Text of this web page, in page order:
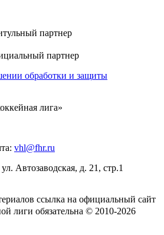
партнер
партнер
обработки и защиты
лига»
vhl@fhr.ru
Автозаводская, д. 21, стр.1
ссылка на официальный сайт
лиги обязательна © 2010-2026